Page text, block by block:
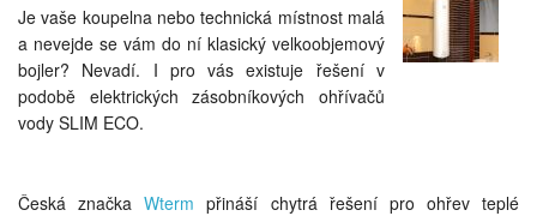
Je vaše koupelna nebo technická místnost malá
a nevejde se vám do ní klasický velkoobjemový
bojler? Nevadí. I pro vás existuje řešení v
podobě elektrických zásobníkových ohřívačů
vody SLIM ECO.
Česká značkaWterm přináší chytrá řešení pro ohřev teplé